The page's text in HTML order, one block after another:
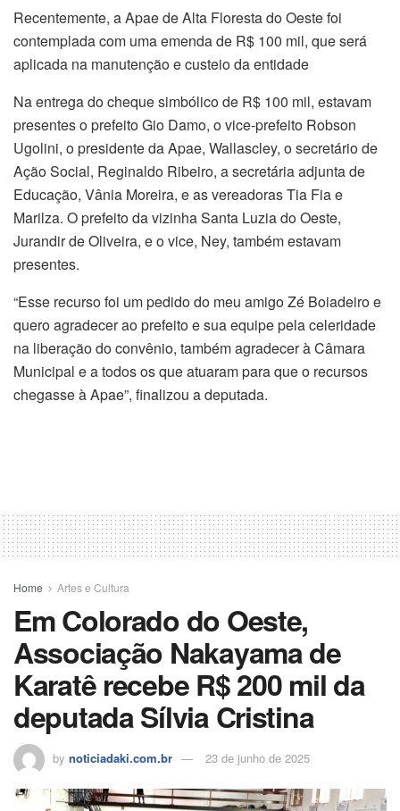
Recentemente, a Apae de Alta Floresta do Oeste foi
contemplada com uma emenda de R$ 100 mil, que será
aplicada na manutenção e custeio da entidade
Na entrega do cheque simbólico de R$ 100 mil, estavam
presentes o prefeito Gio Damo, o vice-prefeito Robson
Ugolini, o presidente da Apae, Wallascley, o secretário de
Ação Social, Reginaldo Ribeiro, a secretária adjunta de
Educação, Vânia Moreira, e as vereadoras Tia Fia e
Marilza. O prefeito da vizinha Santa Luzia do Oeste,
Jurandir de Oliveira, e o vice, Ney, também estavam
presentes.
“Esse recurso foi um pedido do meu amigo Zé Boiadeiro e
quero agradecer ao prefeito e sua equipe pela celeridade
na liberação do convênio, também agradecer à Câmara
Municipal e a todos os que atuaram para que o recursos
chegasse à Apae”, finalizou a deputada.
Home Artes e Cultura
Em Colorado do Oeste,
Associação Nakayama de
Karatê recebe R$ 200 mil da
deputada Sílvia Cristina
by noticiadaki.com.br 23 de junho de 2025